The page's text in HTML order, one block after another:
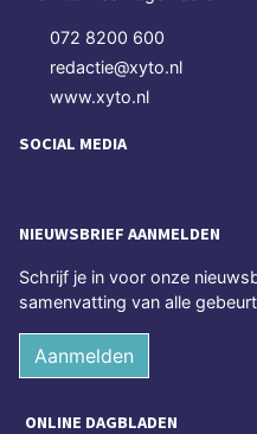
072 8200 600
redactie@xyto.nl
www.xyto.nl
SOCIAL MEDIA
NIEUWSBRIEF AANMELDEN
Schrijf je in voor onze
samenvatting van alle
Aanmelden
ONLINE DAGBLADEN